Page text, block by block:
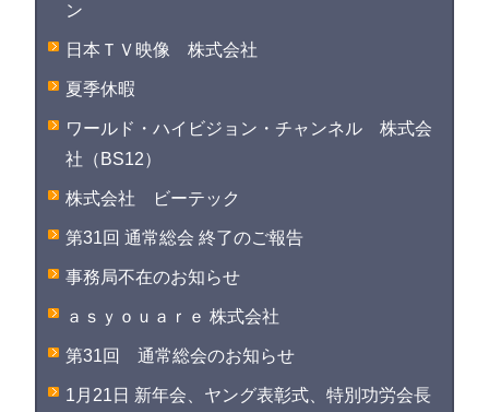
ン
日本ＴＶ映像 株式会社
夏季休暇
ワールド・ハイビジョン・チャンネル 株式会
社（BS12）
株式会社 ビーテック
第31回 通常総会 終了のご報告
事務局不在のお知らせ
ａｓｙｏｕａｒｅ 株式会社
第31回 通常総会のお知らせ
1月21日 新年会、ヤング表彰式、特別功労会長